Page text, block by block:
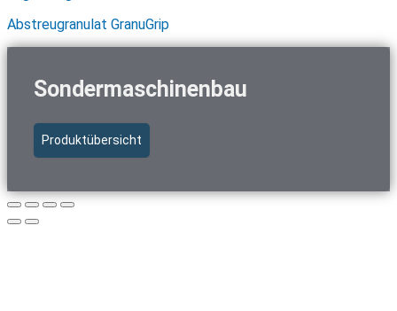
Abstreugranulat GranuGrip
Sondermaschinenbau
Produktübersicht